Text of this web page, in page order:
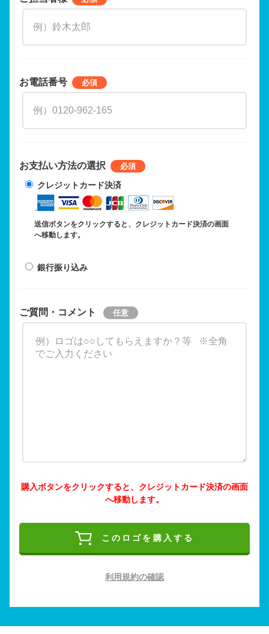
お電話番号
お支払い方法の選択
クレジットカード決済
送信ボタンをクリックすると、クレジットカード決済の画面
へ移動します。
銀行振り込み
ご質問・コメント
購入ボタンをクリックすると、クレジットカード決済の画面
へ移動します。
このロゴを購入する
利用規約の確認